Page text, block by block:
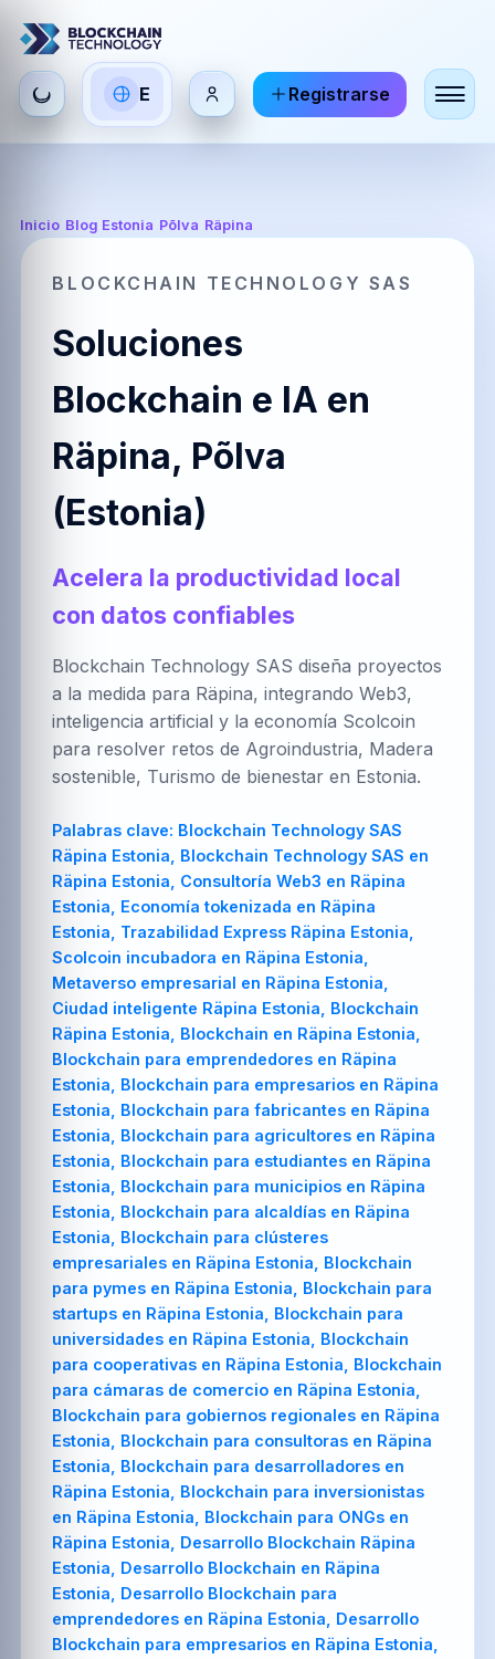
Seleccionar
idioma
E
ES
Español English
FR
Français
HI DE
ZH JA
العربية
PT-BR
(Brasil)
NL
FA IT ZH-CN
TR
Türkçe
UK PL
Polski
Registrarse
Inicio/ Blog Estonia Põlva Räpina
BLOCKCHAIN TECHNOLOGY SAS
Soluciones
Blockchain e IA en
Räpina, Põlva
(Estonia)
Acelera la productividad local
con datos confiables
Blockchain Technology SAS diseña proyectos
a la medida para Räpina, integrando Web3,
inteligencia artificial y la economía Scolcoin
para resolver retos de Agroindustria, Madera
sostenible, Turismo de bienestar en Estonia.
Palabras clave: Blockchain Technology SAS
Räpina Estonia, Blockchain Technology SAS en
Räpina Estonia, Consultoría Web3 en Räpina
Estonia, Economía tokenizada en Räpina
Estonia, Trazabilidad Express Räpina Estonia,
Scolcoin incubadora en Räpina Estonia,
Metaverso empresarial en Räpina Estonia,
Ciudad inteligente Räpina Estonia, Blockchain
Räpina Estonia, Blockchain en Räpina Estonia,
Blockchain para emprendedores en Räpina
Estonia, Blockchain para empresarios en Räpina
Estonia, Blockchain para fabricantes en Räpina
Estonia, Blockchain para agricultores en Räpina
Estonia, Blockchain para estudiantes en Räpina
Estonia, Blockchain para municipios en Räpina
Estonia, Blockchain para alcaldías en Räpina
Estonia, Blockchain para clústeres
empresariales en Räpina Estonia, Blockchain
para pymes en Räpina Estonia, Blockchain para
startups en Räpina Estonia, Blockchain para
universidades en Räpina Estonia, Blockchain
para cooperativas en Räpina Estonia, Blockchain
para cámaras de comercio en Räpina Estonia,
Blockchain para gobiernos regionales en Räpina
Estonia, Blockchain para consultoras en Räpina
Estonia, Blockchain para desarrolladores en
Räpina Estonia, Blockchain para inversionistas
en Räpina Estonia, Blockchain para ONGs en
Räpina Estonia, Desarrollo Blockchain Räpina
Estonia, Desarrollo Blockchain en Räpina
Estonia, Desarrollo Blockchain para
emprendedores en Räpina Estonia, Desarrollo
Blockchain para empresarios en Räpina Estonia,